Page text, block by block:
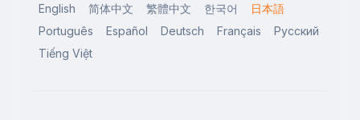
English 简体中文 繁體中文 한국어
日本語
Português
Español Deutsch Français
Русский
Tiếng Việt